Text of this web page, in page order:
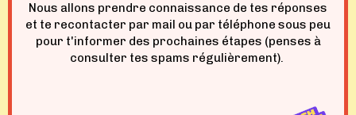
Nous allons prendre connaissance de tes réponses
et te recontacter par mail ou par téléphone sous peu
pour t'informer des prochaines étapes (penses à
consulter tes spams régulièrement).